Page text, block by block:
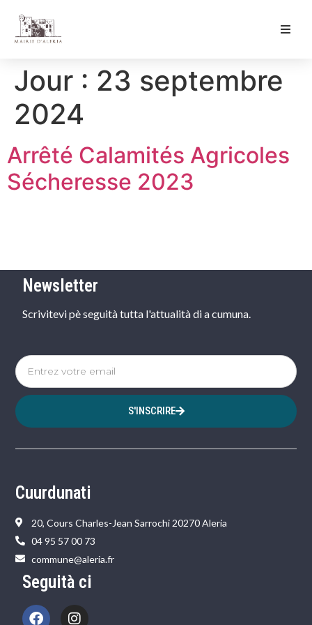
Culture & Loisirs
Jour : 23 septembre
2024
Arrêté Calamités Agricoles
Sécheresse 2023
Newsletter
Scrivitevi pè seguità tutta l'attualità di a cumuna.
S'INSCRIRE
Cuurdunati
20, Cours Charles-Jean Sarrochi 20270 Aleria
04 95 57 00 73
commune@aleria.fr
Seguità ci